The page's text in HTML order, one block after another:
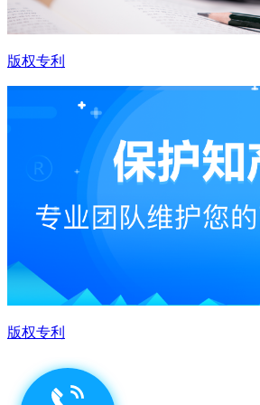
版权专利
版权专利